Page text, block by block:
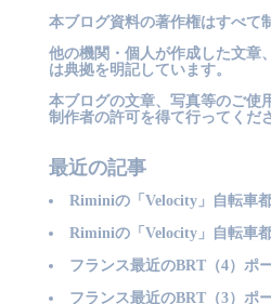
本ブログ資料の著作権はすべて
他の機関・個人が作成した文章
は典拠を明記しています。
本ブログの文章、写真等のご使
制作者の許可を得て行ってくだ
最近の記事
Riminiの「Velocity」自転車
Riminiの「Velocity」自転車
フランス最近のBRT（4）ポ
フランス最近のBRT（3）ポ